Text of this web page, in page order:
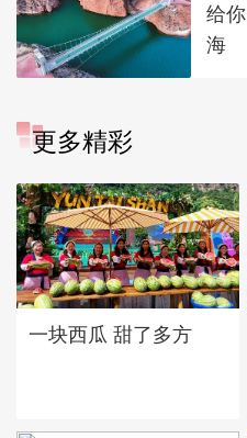
给
海
更多精彩
一块西瓜 甜了多方